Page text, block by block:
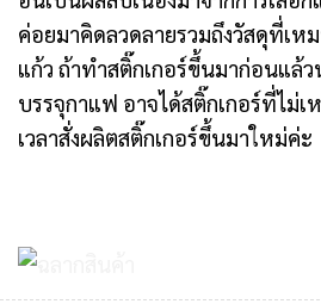
ค่อยมาคิดลวดลายรวมถึงวัสดุที่เห
แก้ว ถ้าทำสติ๊กเกอร์ขึ้นมาก่อนแล้
บรรจุกาแฟ อาจได้สติ๊กเกอร์ที่ไม่เ
เวลาสั่งผลิตสติ๊กเกอร์ขึ้นมาใหม่ค่ะ